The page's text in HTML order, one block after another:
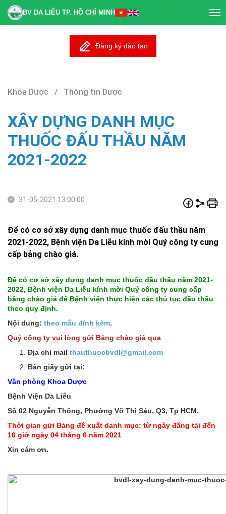
BV DA LIỄU TP. HỒ CHÍ MINH
Đăng ký đào tạo
Khoa Dược / Thông tin Dược
XÂY DỰNG DANH MỤC
THUỐC ĐẤU THẦU NĂM
2021-2022
31-05-2021 13:00:00
Để có cơ sở xây dựng danh mục thuốc đấu thầu năm
2021-2022, Bệnh viện Da Liễu kính mời Quý công ty cung
cấp bảng chào giá.
Để có cơ sở xây dựng danh mục thuốc đấu thầu năm 2021-
2022, Bệnh viện Da Liễu kính mời Quý công ty cung cấp
bảng chào giá để Bệnh viện thực hiện các thủ tục đấu thầu
theo quy định.
Nội dung: theo mẫu đính kèm.
Quý công ty vui lòng gửi Bảng chào giá qua
Địa chỉ mail thauthuocbvdl@gmail.com
Bản giấy gửi tại:
Văn phòng Khoa Dược
Bệnh Viện Da Liễu
Số 02 Nguyễn Thông, Phường Võ Thị Sáu, Q3, Tp HCM.
Thời gian gửi Bảng đề xuất danh mục: từ ngày đăng tải đến
16 giờ ngày 04 tháng 6 năm 2021
Xin cám ơn.